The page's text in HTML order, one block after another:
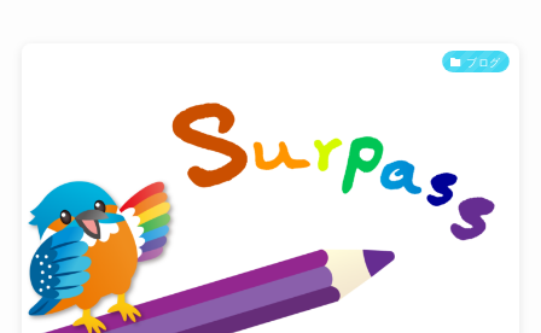
ブログ